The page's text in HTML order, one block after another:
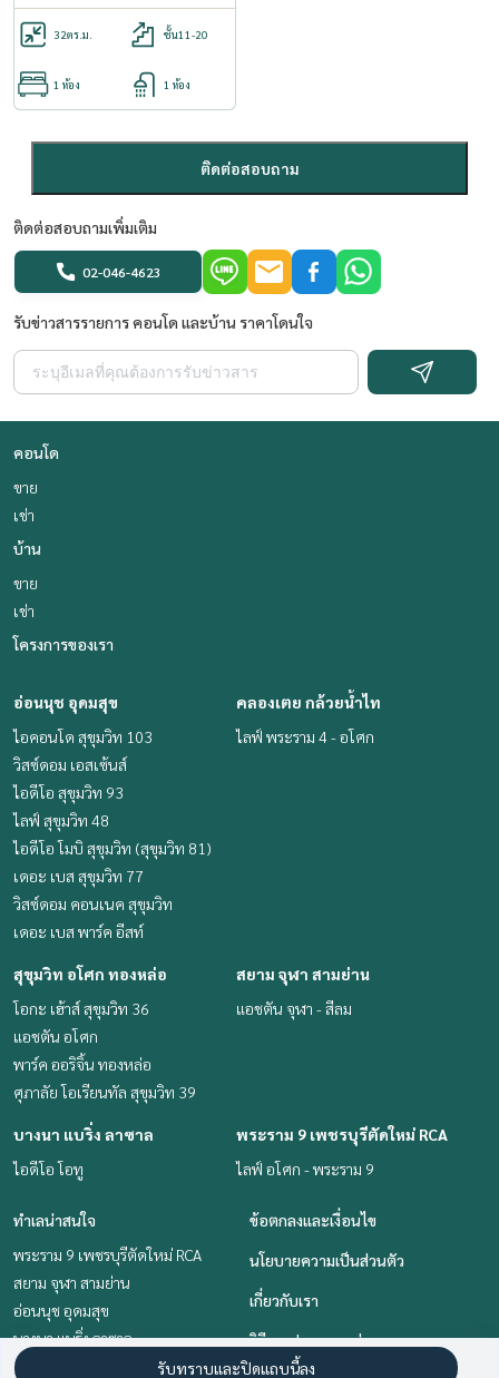
32ตร.ม. ชั้น11-20
1 ห้อง 1 ห้อง
ติดต่อสอบถาม
ติดต่อสอบถามเพิ่มเติม
02-046-4623
รับข่าวสารรายการ คอนโด และบ้าน ราคาโดนใจ
คอนโด
ขาย
เช่า
บ้าน
ขาย
เช่า
โครงการของเรา
อ่อนนุช อุดมสุข
ไอคอนโด สุขุมวิท 103
วิสซ์ดอม เอสเซ้นส์
ไอดีโอ สุขุมวิท 93
ไลฟ์ สุขุมวิท 48
ไอดีโอ โมบิ สุขุมวิท (สุขุมวิท 81)
เดอะ เบส สุขุมวิท 77
วิสซ์ดอม คอนเนค สุขุมวิท
เดอะ เบส พาร์ค อีสท์
คลองเตย กล้วยน้ำไท
ไลฟ์ พระราม 4 - อโศก
สุขุมวิท อโศก ทองหล่อ
โอกะ เฮ้าส์ สุขุมวิท 36
แอชตัน อโศก
พาร์ค ออริจิ้น ทองหล่อ
ศุภาลัย โอเรียนทัล สุขุมวิท 39
สยาม จุฬา สามย่าน
แอชตัน จุฬา - สีลม
บางนา แบริ่ง ลาซาล
ไอดีโอ โอทู
พระราม 9 เพชรบุรีตัดใหม่ RCA
ไลฟ์ อโศก - พระราม 9
ทำเลน่าสนใจ
พระราม 9 เพชรบุรีตัดใหม่ RCA
สยาม จุฬา สามย่าน
อ่อนนุช อุดมสุข
บางนา แบริ่ง ลาซาล
คลองเตย กล้วยน้ำไท
ข้อตกลงและเงื่อนไข
นโยบายความเป็นส่วนตัว
เกี่ยวกับเรา
วิธีการฝากขาย-เช่า
รับทราบและปิดแถบนี้ลง